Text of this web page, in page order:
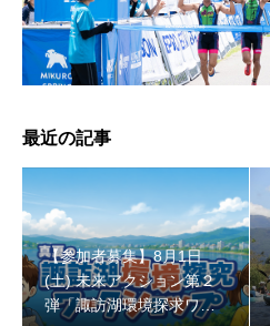
【受付終了】2026大会同日開
最近の記事
【参加者募集】8月1日
(土) 未来アクション第２
弾「諏訪湖環境探求ワー